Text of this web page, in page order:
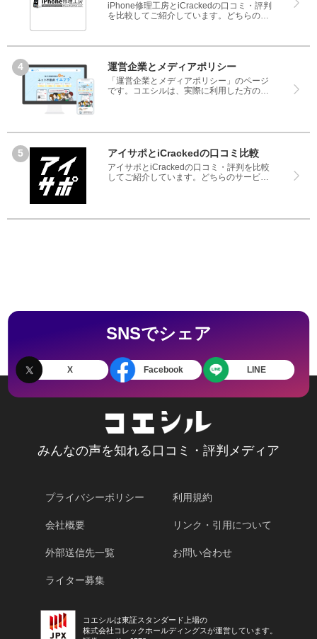
iPhone修理工房とiCrackedの口コミ・評判
を比較してご紹介しています。どちらのサ
て、iPhone修理工房とiCrackedのどちらを
運営企業とメディアポリシー
「運営企業とメディアポリシー」のページ
です。コエシルは、実際に利用した方の口
なく、悪い口コミもしっかり掲載している
さい。
アイサポとiCrackedの口コミ比較
アイサポとiCrackedの口コミ・評判を比較
してご紹介しています。どちらのサービス
てください。
SNSでシェア
X Facebook LINE
みんなの声を知れる口コミ・評判メディア
プライバシーポリシー 利用規約
会社概要 リンク・引用について
外部送信先一覧 お問い合わせ
ライター募集
コエシルは東証スタンダード上場の
株式会社コレックホールディングスが運営しています。